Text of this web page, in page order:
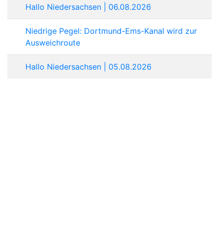
Hallo Niedersachsen | 06.08.2026
Niedrige Pegel: Dortmund-Ems-Kanal wird zur
Ausweichroute
Hallo Niedersachsen | 05.08.2026